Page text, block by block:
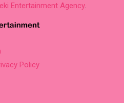
Entertainment Agency.
Policy